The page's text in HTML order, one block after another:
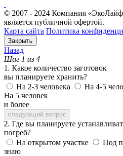
© 2007 - 2024 Компания
является публичной офертой.
Карта сайта Политика
Закрыть
Назад
Шаг 1 из 4
1. Какое количество заготовок
вы планируете хранить?
На 2-3 человека
На 4-5
На 5 человек
и более
следующий вопрос
2. Где вы планируете
погреб?
На открытом участке
Под
знаю